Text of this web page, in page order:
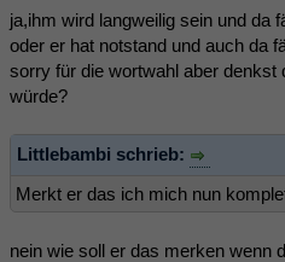
ja,ihm wird langweilig sein und da
oder er hat notstand und auch da
sorry für die wortwahl aber denkst
würde?
Littlebambi schrieb:
Merkt er das ich mich nun
nein wie soll er das merken wenn